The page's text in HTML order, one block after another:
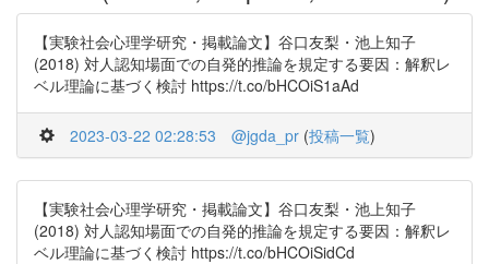
【実験社会心理学研究・掲載論文】谷口友梨・池上知子
(2018) 対人認知場面での自発的推論を規定する要因：解釈レ
ベル理論に基づく検討 https://t.co/bHCOiS1aAd
2023-03-22 02:28:53 @jgda_pr (投稿一覧)
【実験社会心理学研究・掲載論文】谷口友梨・池上知子
(2018) 対人認知場面での自発的推論を規定する要因：解釈レ
ベル理論に基づく検討 https://t.co/bHCOiSidCd